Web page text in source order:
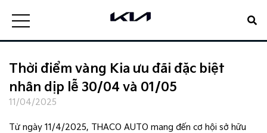
Thời điểm vàng Kia ưu đãi đặc biệt
nhân dịp lễ 30/04 và 01/05
11/04/2025
Từ ngày 11/4/2025, THACO AUTO mang đến cơ hội sở hữu